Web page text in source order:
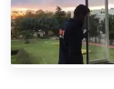
Çanakkale
Çekya
Diyarbakır